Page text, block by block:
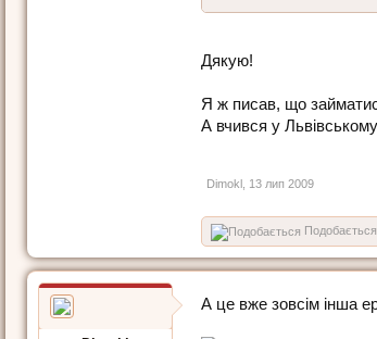
Дякую!
Я ж писав, що
А вчився у Львівському
Dimokl 13 лип 2009
А це вже зовсім інша